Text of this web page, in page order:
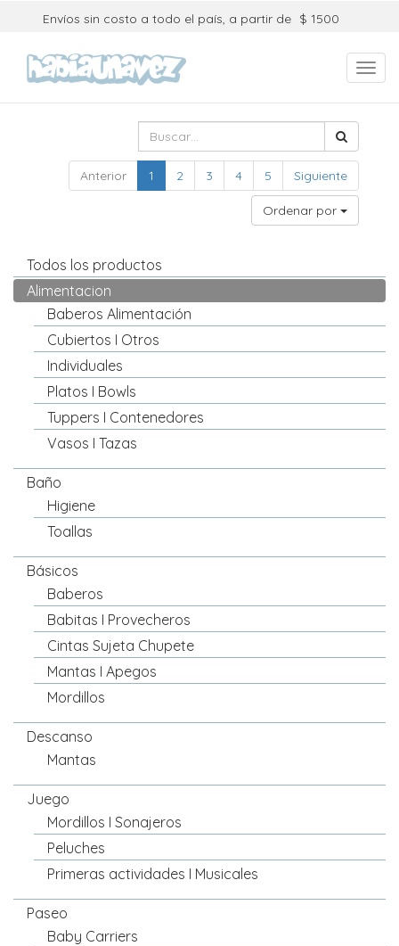
Envíos sin costo a todo el país, a partir de $ 1500
Anterior 1 2 3 4 5 Siguiente
Ordenar por
Todos los productos
Alimentacion
Baberos Alimentación
Cubiertos I Otros
Individuales
Platos I Bowls
Tuppers I Contenedores
Vasos I Tazas
Baño
Higiene
Toallas
Básicos
Baberos
Babitas I Provecheros
Cintas Sujeta Chupete
Mantas I Apegos
Mordillos
Descanso
Mantas
Juego
Mordillos I Sonajeros
Peluches
Primeras actividades I Musicales
Paseo
Baby Carriers